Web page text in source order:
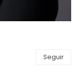
Seguir